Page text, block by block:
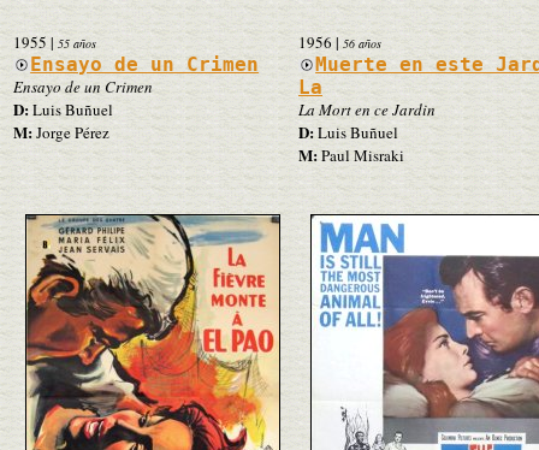
1955 | 55 años
Ensayo de un Crimen
Ensayo de un Crimen
D:Luis Buñuel
M:Jorge Pérez
1956 |56 años
Muerte en este
La
La Mort en ce Jardin
D:Luis Buñuel
M: Paul Misraki